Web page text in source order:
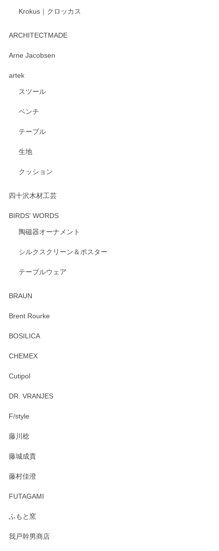
Krokus｜クロッカス
ARCHITECTMADE
Arne Jacobsen
artek
スツール
ベンチ
テーブル
生地
クッション
四十沢木材工芸
BIRDS' WORDS
陶磁器オーナメント
シルクスクリーン＆ポスター
テーブルウェア
BRAUN
Brent Rourke
BOSILICA
CHEMEX
Cutipol
DR. VRANJES
F/style
藤川稔
藤城成貴
藤村佳澄
FUTAGAMI
ふもと窯
我戸幹男商店